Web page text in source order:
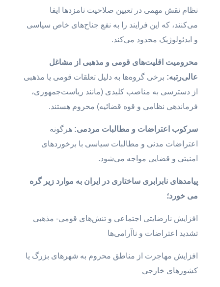
نظام نقش مهمی در تعیین صلاحیت نامزدها ایفا
می‌کنند، که این فرایند را به نفع جناح‌های خاص سیاسی
و ایدئولوژیک محدود می‌کند.
محرومیت اقلیت‌های قومی و مذهبی از مشاغل
عالی‌رتبه: برخی گروه‌ها به دلیل تعلقات قومی یا مذهبی
از دسترسی به مناصب کلیدی (مانند ریاست‌جمهوری،
فرماندهی نظامی و قوه قضائیه) محروم هستند.
سرکوب اعتراضات و مطالبات مردمی: هرگونه
اعتراضات مدنی و مطالبات سیاسی با برخوردهای
امنیتی و قضایی مواجه می‌شود.
پیامدهای نابرابری ساختاری در ایران به موارد زیر گره
می خورد؛
افزایش نارضایتی اجتماعی و تنش‌های قومی- مذهبی
تشدید اعتراضات و ناآرامی‌ها
افزایش مهاجرت از مناطق محروم به شهرهای بزرگ یا
کشورهای خارجی